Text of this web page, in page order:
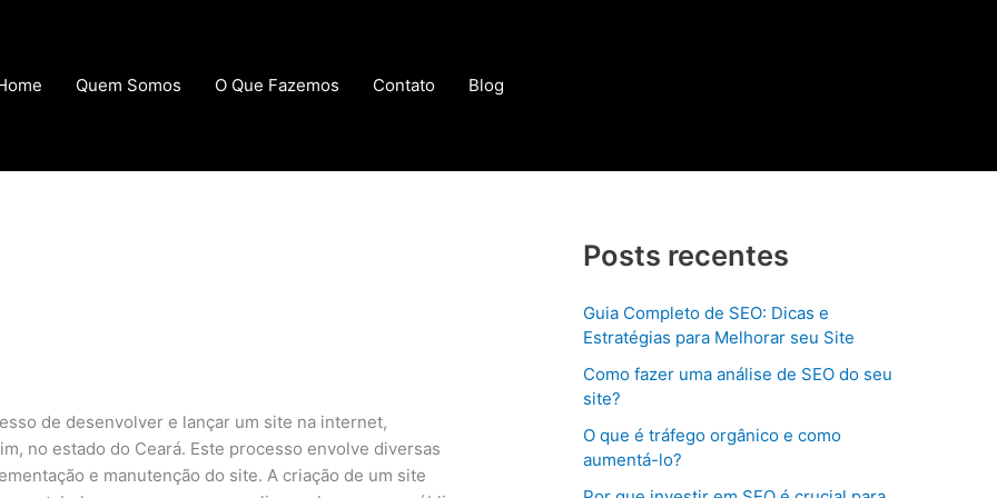
Quem Somos O Que Fazemos Contato Blog
de desenvolver e lançar um site na internet,
no estado do Ceará. Este processo envolve diversas
e manutenção do site. A criação de um site
Posts recentes
Guia Completo de SEO: Dicas e
Estratégias para Melhorar seu Site
Como fazer uma análise de SEO do seu
site?
O que é tráfego orgânico e como
aumentá-lo?